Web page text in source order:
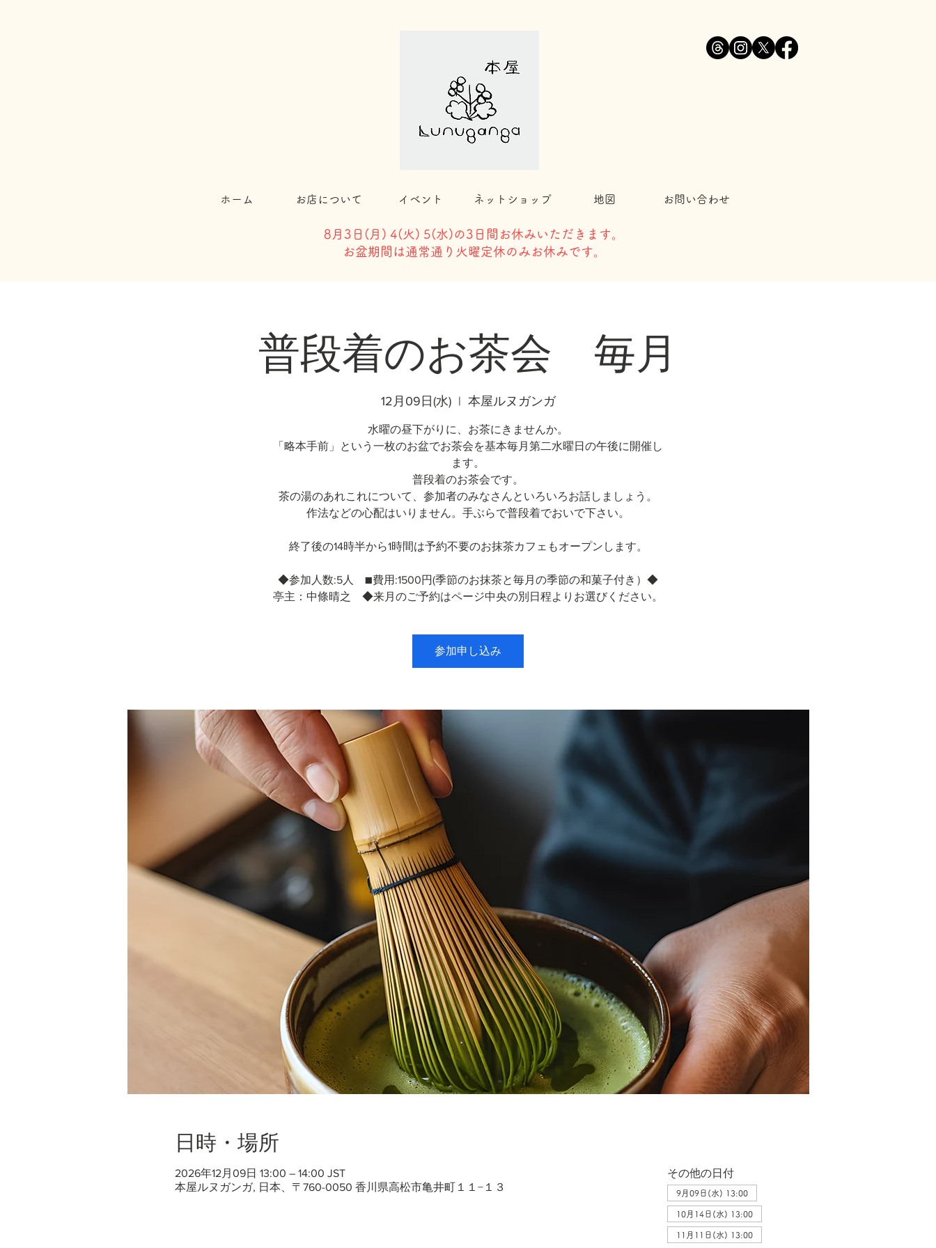
ホーム お店について イベント ネットショップ 地図 お問い合わせ
8月3日( 月) 4(火) 5(水)の3日間お休みいただきます。
​お盆期間は通常通り火曜定休のみお休みです。
普段着のお茶会 毎月
12月09日(水)
  |
本屋ルヌガンガ
水曜の昼下がりに、お茶にきませんか。
「略本手前」という一枚のお盆でお茶会を基本毎月第二水曜日の午後に開催し
ます。
普段着のお茶会です。
茶の湯のあれこれについて、参加者のみなさんといろいろお話しましょう。
作法などの心配はいりません。手ぶらで普段着でおいで下さい。
終了後の14時半から1時間は予約不要のお抹茶カフェもオープンします。
◆参加人数:5人 ■費用:1500円(季節のお抹茶と毎月の季節の和菓子付き）◆
亭主：中條晴之 ◆来月のご予約はページ中央の別日程よりお選びください。
参加申し込み
日時・場所
2026年12月09日 13:00 – 14:00 JST
本屋ルヌガンガ, 日本、〒760-0050 香川県高松市亀井町１１−１３
その他の日付
9月09日(水) 13:00
10月14日(水) 13:00
11月11日(水) 13:00